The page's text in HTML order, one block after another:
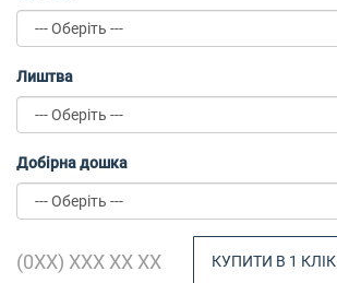
Лиштва
Добірна дошка
КУПИТИ В 1 КЛІК